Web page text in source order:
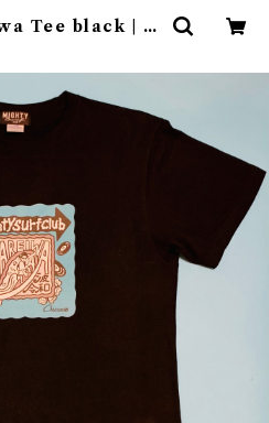
Tee black | M